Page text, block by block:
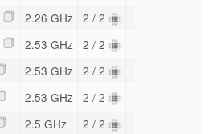
2.26 GHz 2 / 2
2.53 GHz 2 / 2
2.53 GHz 2 / 2
2.53 GHz 2 / 2
2.5 GHz 2 / 2